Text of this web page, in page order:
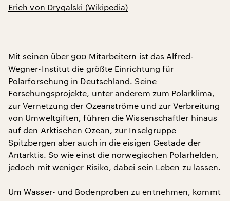
Erich von Drygalski (Wikipedia)
Mit seinen über 900 Mitarbeitern ist das Alfred-
Wegner-Institut die größte Einrichtung für
Polarforschung in Deutschland. Seine
Forschungsprojekte, unter anderem zum Polarklima,
zur Vernetzung der Ozeanströme und zur Verbreitung
von Umweltgiften, führen die Wissenschaftler hinaus
auf den Arktischen Ozean, zur Inselgruppe
Spitzbergen aber auch in die eisigen Gestade der
Antarktis. So wie einst die norwegischen Polarhelden,
jedoch mit weniger Risiko, dabei sein Leben zu lassen.
Um Wasser- und Bodenproben zu entnehmen, kommt